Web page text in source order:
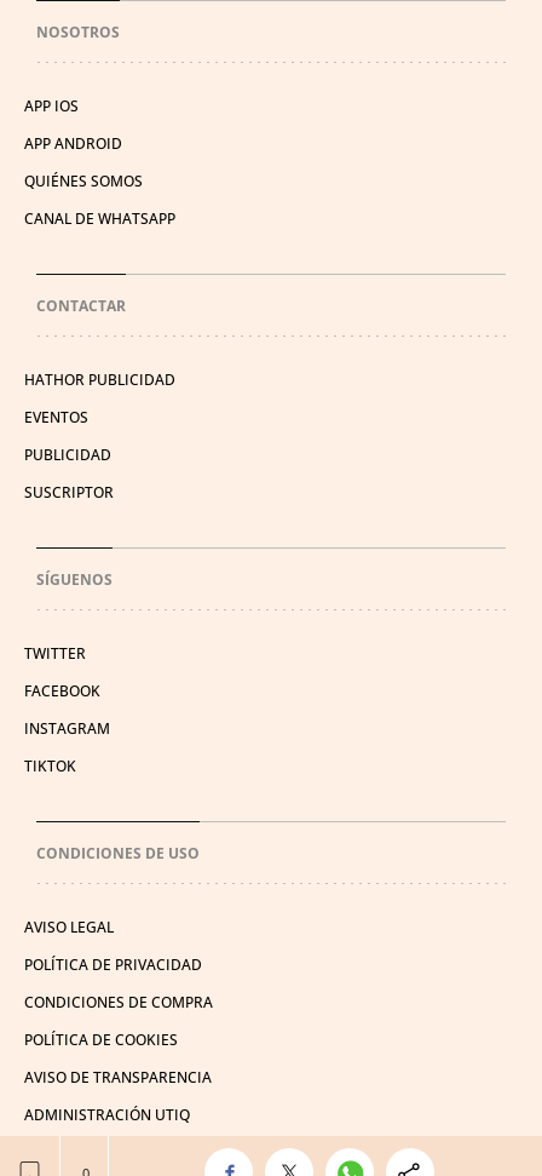
NOSOTROS
APP IOS
APP ANDROID
QUIÉNES SOMOS
CANAL DE WHATSAPP
CONTACTAR
HATHOR PUBLICIDAD
EVENTOS
PUBLICIDAD
SUSCRIPTOR
SÍGUENOS
TWITTER
FACEBOOK
INSTAGRAM
TIKTOK
CONDICIONES DE USO
AVISO LEGAL
POLÍTICA DE PRIVACIDAD
CONDICIONES DE COMPRA
POLÍTICA DE COOKIES
AVISO DE TRANSPARENCIA
ADMINISTRACIÓN UTIQ